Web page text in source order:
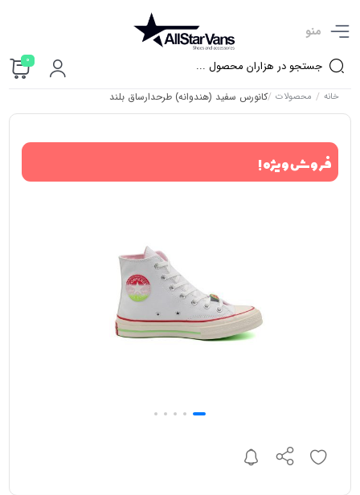
منو
0
خانه / محصولات /کانورس سفید (هندوانه) طرحدارساق بلند
فروش ویژه !